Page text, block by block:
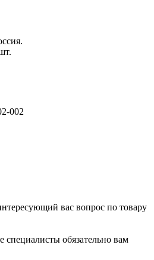
002
вас вопрос по товару
обязательно вам